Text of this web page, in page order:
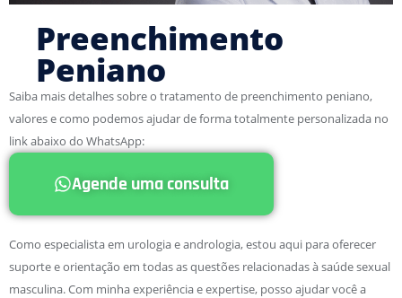
Preenchimento
Peniano
Saiba mais detalhes sobre o tratamento de preenchimento peniano,
valores e como podemos ajudar de forma totalmente personalizada no
link abaixo do WhatsApp:
Agende uma consulta
Como especialista em urologia e andrologia, estou aqui para oferecer
suporte e orientação em todas as questões relacionadas à saúde sexual
masculina. Com minha experiência e expertise, posso ajudar você a